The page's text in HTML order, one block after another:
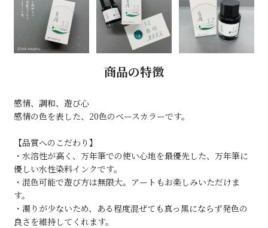
商品の特徴
感情、調和、遊び心
感情の色を表した、20色のベースカラーです。
【品質へのこだわり】
・水溶性が高く、万年筆での使い心地を最優先した、万年筆に
優しい水性染料インクです。
・混色可能で遊び方は無限大。アートもお楽しみいただけま
す。
・濁りが少ないため、ある程度混ぜても真っ黒にならず発色の
良さを維持してくれます。